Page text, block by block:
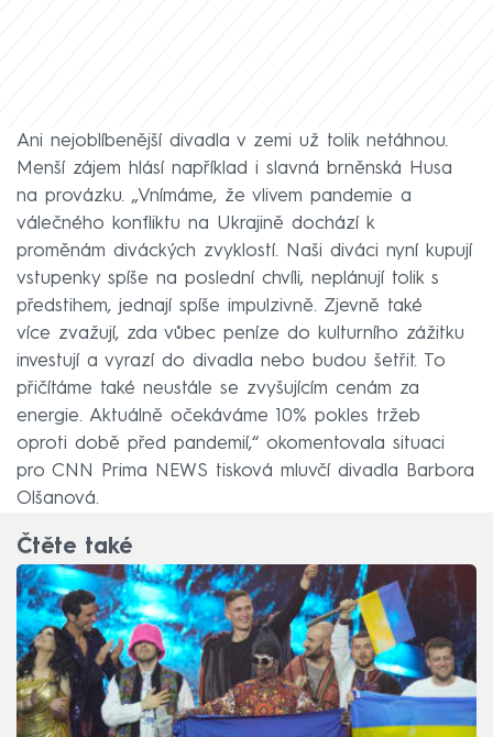
Ani nejoblíbenější divadla v zemi už tolik netáhnou.
Menší zájem hlásí například i slavná brněnská Husa
na provázku. „Vnímáme, že vlivem pandemie a
válečného konfliktu na Ukrajině dochází k
proměnám diváckých zvyklostí. Naši diváci nyní kupují
vstupenky spíše na poslední chvíli, neplánují tolik s
předstihem, jednají spíše impulzivně. Zjevně také
více zvažují, zda vůbec peníze do kulturního zážitku
investují a vyrazí do divadla nebo budou šetřit. To
přičítáme také neustále se zvyšujícím cenám za
energie. Aktuálně očekáváme 10% pokles tržeb
oproti době před pandemií,“ okomentovala situaci
pro CNN Prima NEWS tisková mluvčí divadla Barbora
Olšanová.
Čtěte také